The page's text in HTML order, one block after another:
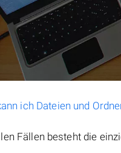
ich Dateien und
Fällen besteht die